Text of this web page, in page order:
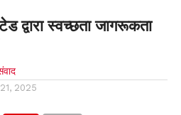
द्वारा स्वच्छता जागरूकता
2025